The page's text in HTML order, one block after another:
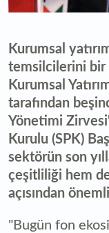
Kurumsal
temsilcilerini bir
Kurumsal
tarafından
Yönetimi
Kurulu (SPK)
sektörün son
çeşitliliği hem de
açısından
"Bugün fon